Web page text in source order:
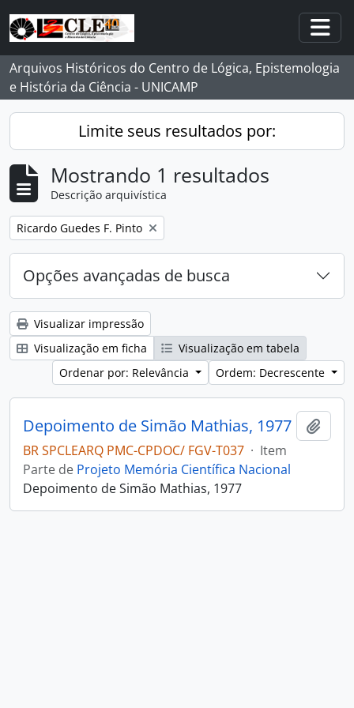
Skip to main content
Arquivos Históricos do Centro de Lógica, Epistemologia
e História da Ciência - UNICAMP
Limite seus resultados por:
Mostrando 1 resultados
Descrição arquivística
Remover filtro:
Ricardo Guedes F. Pinto
Opções avançadas de busca
Visualizar impressão
Visualização em ficha
Visualização em tabela
Ordenar por: Relevância
Ordem: Decrescente
Depoimento de Simão Mathias, 1977
BR SPCLEARQ PMC-CPDOC/ FGV-T037 · Item
Parte de Projeto Memória Científica Nacional
Depoimento de Simão Mathias, 1977